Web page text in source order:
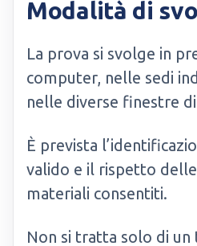
Modalità di
La prova si svolge in
computer, nelle sedi
nelle diverse finestre
È prevista
valido e il rispetto
materiali consentiti.
Non si tratta solo di